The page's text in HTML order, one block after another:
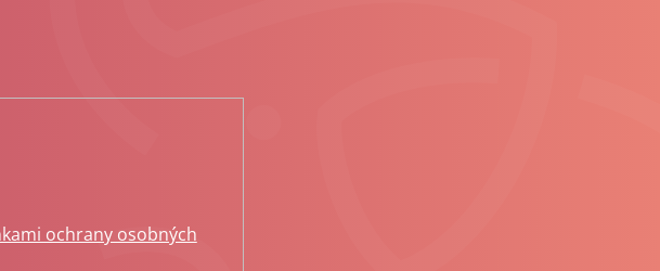
ochrany osobných